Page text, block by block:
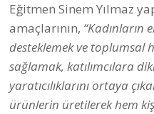
Eğitmen Sinem Yılmaz
amaçlarının,
desteklemek ve toplumsal
sağlamak, katılımcılara
yaratıcılıklarını ortaya
ürünlerin üretilerek hem